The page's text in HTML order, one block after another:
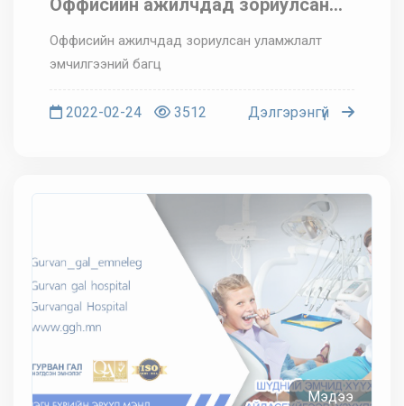
Оффисийн ажилчдад зориулсан
Оффисийн ажилчдад зориулсан уламжлалт
эмчилгээний багц
2022-02-24 3512 Дэлгэрэнгүй
Мэдээ